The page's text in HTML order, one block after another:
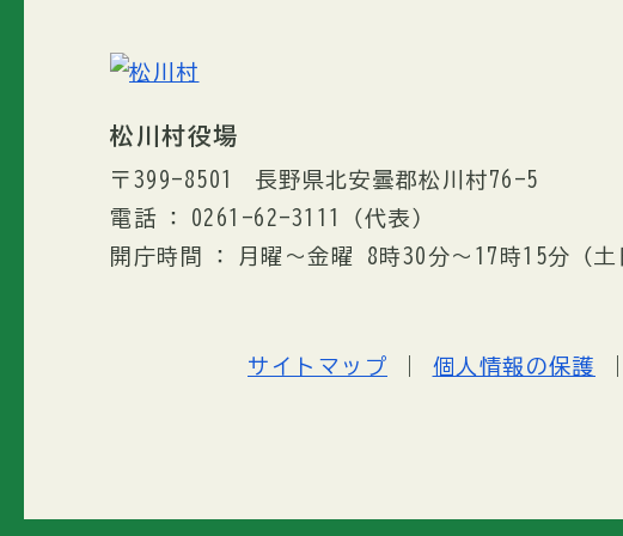
松川村役場
〒399-8501
長野県北安曇郡松川村76-5
電話
0261-62-3111
（代表）
開庁時間
月曜～金曜 8時30分〜17時15分（土
サイトマップ 個人情報の保護